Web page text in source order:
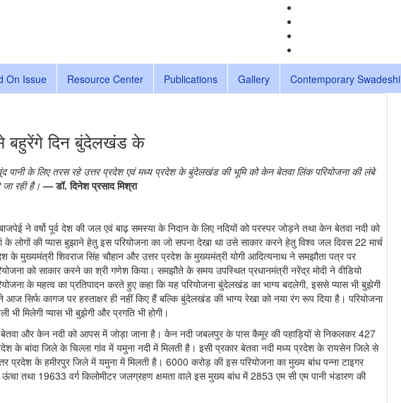
On Issue Resource Center Publications Gallery Contemporary Swadeshi
बहुरेंगे दिन बुंदेलखंड के
के लिए तरस रहे उत्तर प्रदेश एवं मध्य प्रदेश के बुंदेलखंड की भूमि को केन बेतवा लिंक परियोजना की लंबे
रही है। — डॉ. दिनेश प्रसाद मिश्रा
बाजपेई ने वर्षो पूर्व देश की जल एवं बाढ़ समस्या के निदान के लिए नदियों को परस्पर जोड़ने तथा केन बेतवा नदी को
लोगों की प्यास बुझाने हेतु इस परियोजना का जो सपना देखा था उसे साकार करने हेतु विश्व जल दिवस 22 मार्च
के मुख्यमंत्री शिवराज सिंह चौहान और उत्तर प्रदेश के मुख्यमंत्री योगी आदित्यनाथ ने समझौता पत्र पर
को साकार करने का श्री गणेश किया। समझौते के समय उपस्थित प्रधानमंत्री नरेंद्र मोदी ने वीडियो
के महत्व का प्रतिपादन करते हुए कहा कि यह परियोजना बुंदेलखंड का भाग्य बदलेगी, इससे प्यास भी बुझेगी
आज सिर्फ कागज पर हस्ताक्षर ही नहीं किए हैं बल्कि बुंदेलखंड की भाग्य रेखा को नया रंग रूप दिया है। परियोजना
भी मिलेगी प्यास भी बुझेगी और प्रगति भी होगी।
बेतवा और केन नदी को आपस में जोड़ा जाना है। केन नदी जबलपुर के पास कैमूर की पहाड़ियों से निकलकर 427
के बांदा जिले के चिल्ला गांव में यमुना नदी में मिलती है। इसी प्रकार बेतवा नदी मध्य प्रदेश के रायसेन जिले से
प्रदेश के हमीरपुर जिले में यमुना में मिलती है। 6000 करोड़ की इस परियोजना का मुख्य बांध पन्ना टाइगर
तथा 19633 वर्ग किलोमीटर जलग्रहण क्षमता वाले इस मुख्य बांध में 2853 एम सी एम पानी भंडारण की